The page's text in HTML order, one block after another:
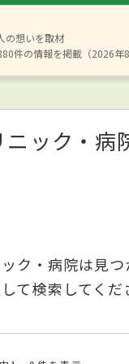
の想いを取材
件の情報を掲載（2026年8
ニック・病
ク・病院は見つ
て検索してくだ